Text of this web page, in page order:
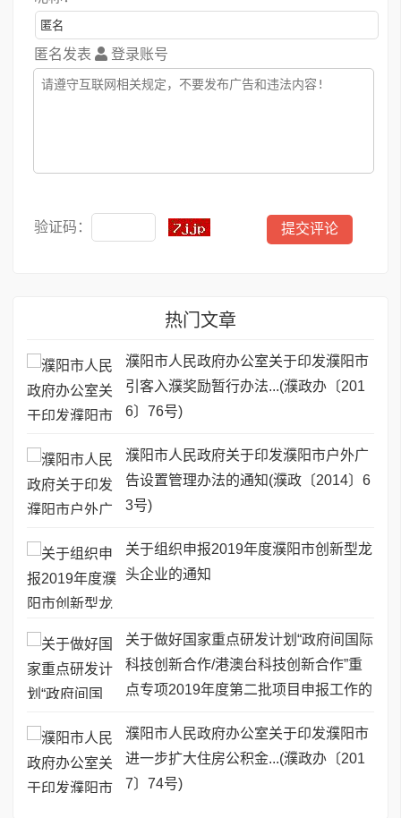
匿名发表 登录账号
验证码：
热门文章
濮阳市人民政府办公室关于印发濮阳市
引客入濮奖励暂行办法...(濮政办〔201
6〕76号)
濮阳市人民政府关于印发濮阳市户外广
告设置管理办法的通知(濮政〔2014〕6
3号)
关于组织申报2019年度濮阳市创新型龙
头企业的通知
关于做好国家重点研发计划“政府间国际
科技创新合作/港澳台科技创新合作”重
点专项2019年度第二批项目申报工作的
濮阳市人民政府办公室关于印发濮阳市
进一步扩大住房公积金...(濮政办〔201
7〕74号)